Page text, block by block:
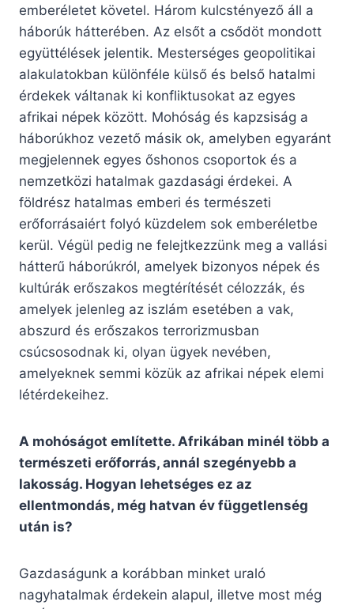
emberéletet követel. Három kulcstényező áll a
háborúk hátterében. Az elsőt a csődöt mondott
együttélések jelentik. Mesterséges geopolitikai
alakulatokban különféle külső és belső hatalmi
érdekek váltanak ki konfliktusokat az egyes
afrikai népek között. Mohóság és kapzsiság a
háborúkhoz vezető másik ok, amelyben egyaránt
megjelennek egyes őshonos csoportok és a
nemzetközi hatalmak gazdasági érdekei. A
földrész hatalmas emberi és természeti
erőforrásaiért folyó küzdelem sok emberéletbe
kerül. Végül pedig ne felejtkezzünk meg a vallási
hátterű háborúkról, amelyek bizonyos népek és
kultúrák erőszakos megtérítését célozzák, és
amelyek jelenleg az iszlám esetében a vak,
abszurd és erőszakos terrorizmusban
csúcsosodnak ki, olyan ügyek nevében,
amelyeknek semmi közük az afrikai népek elemi
létérdekeihez.
A mohóságot említette. Afrikában minél több a
természeti erőforrás, annál szegényebb a
lakosság. Hogyan lehetséges ez az
ellentmondás, még hatvan év függetlenség
után is?
Gazdaságunk a korábban minket uraló
nagyhatalmak érdekein alapul, illetve most még